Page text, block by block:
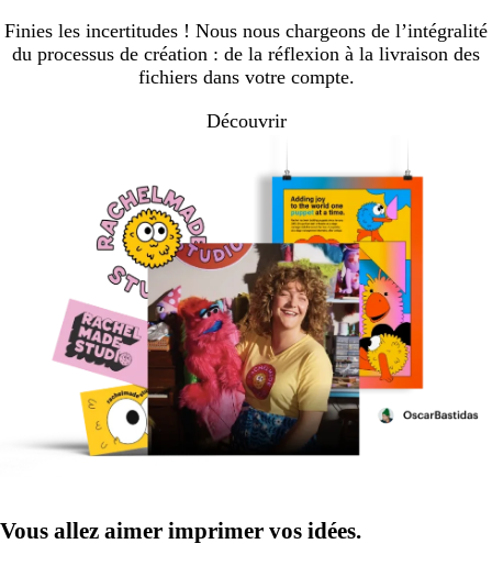
Finies les incertitudes ! Nous nous chargeons de l’intégralité
du processus de création : de la réflexion à la livraison des
fichiers dans votre compte.
Découvrir
Vous allez aimer imprimer vos idées.